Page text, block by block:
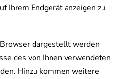
Ihrem Endgerät anzeigen zu
dargestellt werden
des von Ihnen verwendeten
Hinzu kommen weitere